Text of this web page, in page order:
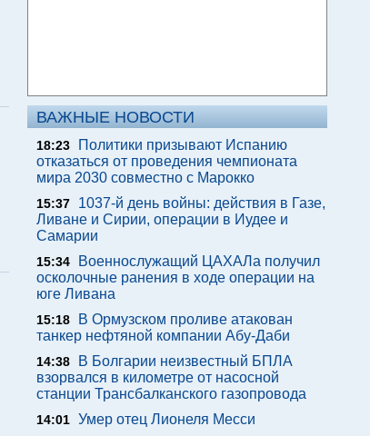
ВАЖНЫЕ НОВОСТИ
18:23
Политики призывают Испанию
отказаться от проведения чемпионата
мира 2030 совместно с Марокко
15:37
1037-й день войны: действия в Газе,
Ливане и Сирии, операции в Иудее и
Самарии
15:34
Военнослужащий ЦАХАЛа получил
осколочные ранения в ходе операции на
юге Ливана
15:18
В Ормузском проливе атакован
танкер нефтяной компании Абу-Даби
14:38
В Болгарии неизвестный БПЛА
взорвался в километре от насосной
станции Трансбалканского газопровода
14:01 Умер отец Лионеля Месси